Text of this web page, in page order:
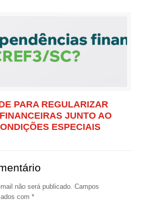
PARA REGULARIZAR
JUNTO AO
ESPECIAIS
não será publicado. Campos
com *